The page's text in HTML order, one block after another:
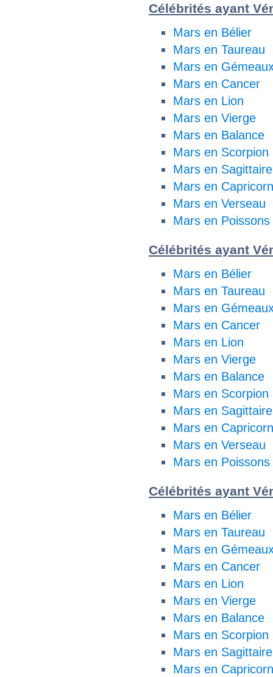
Célébrités ayant
Mars en Bélier
Mars en Taureau
Mars en
Mars en Cancer
Mars en Lion
Mars en Vierge
Mars en Balance
Mars en Scorpion
Mars en Sagittaire
Mars en
Mars en Verseau
Mars en Poissons
Célébrités ayant
Mars en Bélier
Mars en Taureau
Mars en
Mars en Cancer
Mars en Lion
Mars en Vierge
Mars en Balance
Mars en Scorpion
Mars en Sagittaire
Mars en
Mars en Verseau
Mars en Poissons
Célébrités ayant
Mars en Bélier
Mars en Taureau
Mars en
Mars en Cancer
Mars en Lion
Mars en Vierge
Mars en Balance
Mars en Scorpion
Mars en Sagittaire
Mars en